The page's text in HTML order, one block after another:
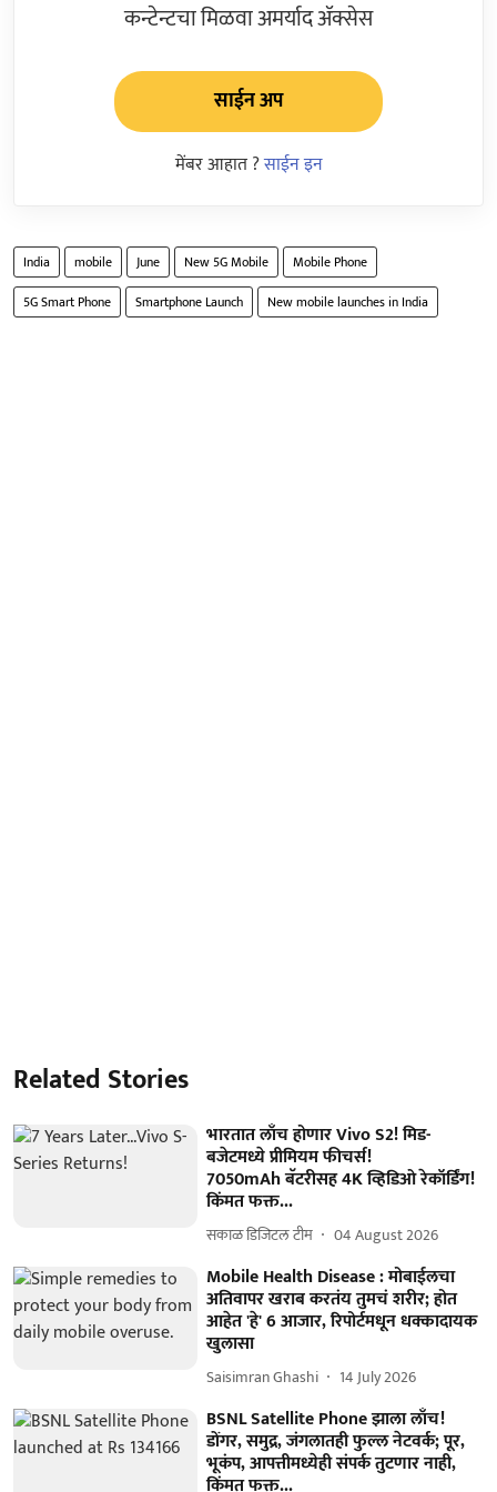
कन्टेन्टचा मिळवा अमर्याद ॲक्सेस
साईन अप
मेंबर आहात ?साईन इन
India mobile June New 5G Mobile
Mobile Phone
5G Smart Phone
Smartphone Launch New mobile launches in India
Related Stories
भारतात लाँच होणार Vivo S2! मिड-
बजेटमध्ये प्रीमियम फीचर्स!
7050mAh बॅटरीसह 4K व्हिडिओ रेकॉर्डिंग!
किंमत फक्त...
सकाळ डिजिटल टीम 04 August 2026
Mobile Health Disease : मोबाईलचा
अतिवापर खराब करतंय तुमचं शरीर; होत
आहेत 'हे' 6 आजार, रिपोर्टमधून धक्कादायक
खुलासा
Saisimran Ghashi 14 July 2026
BSNL Satellite Phone झाला लाँच!
डोंगर, समुद्र, जंगलातही फुल्ल नेटवर्क; पूर,
भूकंप, आपत्तीमध्येही संपर्क तुटणार नाही,
किंमत फक्त...